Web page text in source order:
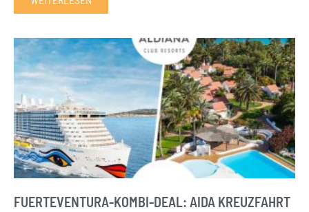
FUERTEVENTURA-KOMBI-DEAL: AIDA KREUZFAHRT